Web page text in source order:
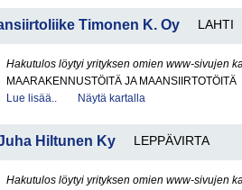
Timonen K. Oy LAHTI
Hakutulos löytyi yrityksen omien www-sivujen
MAARAKENNUSTÖITÄ JA MAANSIIRTOTÖITÄ
Lue lisää..
Näytä kartalla
Hiltunen Ky LEPPÄVIRTA
Hakutulos löytyi yrityksen omien www-sivujen